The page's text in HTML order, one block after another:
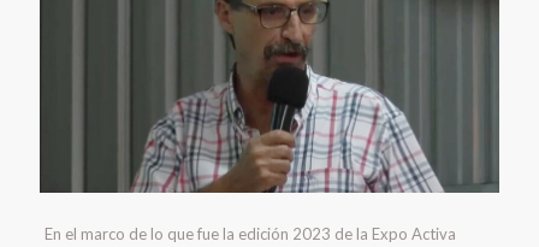
En el marco de lo que fue la edición 2023 de la Expo Activa